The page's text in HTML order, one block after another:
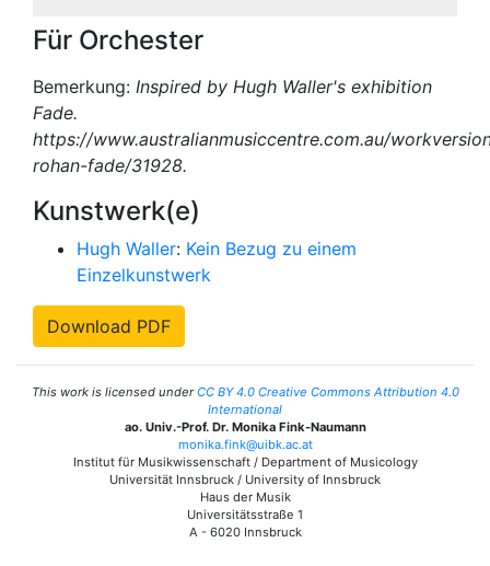
Für Orchester
Bemerkung: Inspired by Hugh Waller's exhibition
Fade.
https://www.australianmusiccentre.com.au/
rohan-fade/31928.
Kunstwerk(e)
Hugh Waller: Kein Bezug zu einem
Einzelkunstwerk
Download PDF
This work is licensed underCC BY 4.0 Creative Commons Attribution 4.0
International
ao. Univ.-Prof. Dr. Monika Fink-Naumann
monika.fink@uibk.ac.at
Institut für Musikwissenschaft / Department of Musicology
Universität Innsbruck / University of Innsbruck
Haus der Musik
Universitätsstraße 1
A - 6020 Innsbruck